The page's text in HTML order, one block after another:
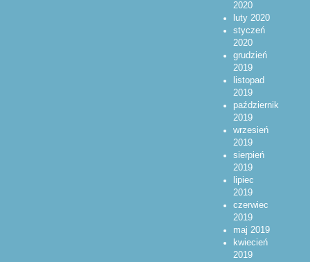
2020
luty 2020
styczeń
2020
grudzień
2019
listopad
2019
październik
2019
wrzesień
2019
sierpień
2019
lipiec
2019
czerwiec
2019
maj 2019
kwiecień
2019